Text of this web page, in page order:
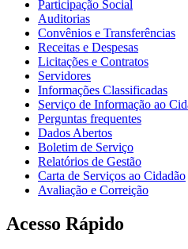
Participação Social
Auditorias
Convênios e Transferências
Receitas e Despesas
Licitações e Contratos
Servidores
Informações Classificadas
Serviço de Informação ao
Perguntas frequentes
Dados Abertos
Boletim de Serviço
Relatórios de Gestão
Carta de Serviços ao Cidadão
Avaliação e Correição
Acesso Rápido